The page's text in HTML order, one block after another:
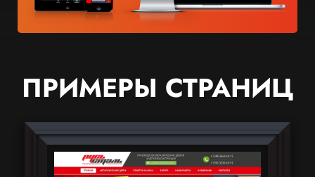
ПРИМЕРЫ СТРАНИЦ